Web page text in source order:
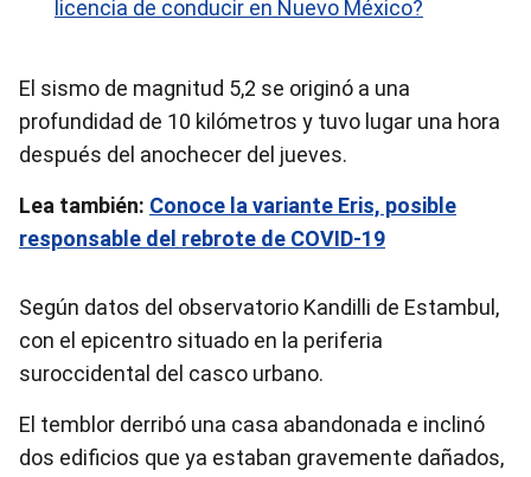
licencia de conducir en Nuevo México?
El sismo de magnitud 5,2 se originó a una
profundidad de 10 kilómetros y tuvo lugar una hora
después del anochecer del jueves.
Lea también: Conoce la variante Eris, posible
responsable del rebrote de COVID-19
Según datos del observatorio Kandilli de Estambul,
con el epicentro situado en la periferia
suroccidental del casco urbano.
El temblor derribó una casa abandonada e inclinó
dos edificios que ya estaban gravemente dañados,